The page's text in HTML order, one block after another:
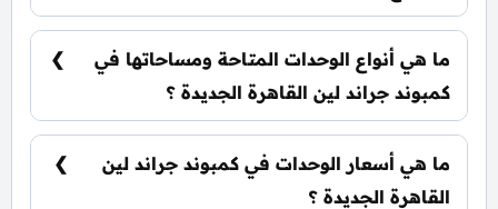
يقع كمبوند جراند لين القاهرة الجديدة في قلب
منطقة التجمع السادس.
ما هي أنواع الوحدات المتاحة ومساحاتها في
كمبوند جراند لين القاهرة الجديدة ؟
يضم الكمبوند مجموعة متنوعة من الوحدات السكنية،
من 195 متر² تاون هاوس: تبدأ من 169 متر² فلل
مستقلة: تبدأ من 235 متر²
ما هي أسعار الوحدات في كمبوند جراند لين
القاهرة الجديدة ؟